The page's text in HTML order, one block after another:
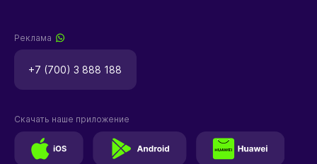
Реклама
+7 (700) 3 888 188
Скачать наше приложение